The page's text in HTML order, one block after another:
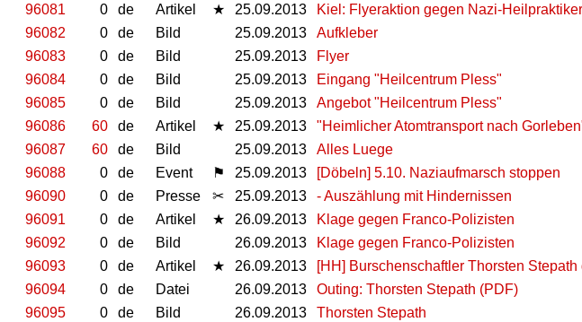
96081
0 de Artikel ★ 25.09.2013
Kiel: Flyeraktion gegen Nazi-
96082
0 de Bild 25.09.2013
Aufkleber
96083
0 de Bild 25.09.2013
Flyer
96084
0 de Bild 25.09.2013
Eingang "Heilcentrum Pless"
96085
0 de Bild 25.09.2013
Angebot "Heilcentrum Pless"
96086
60 de Artikel ★ 25.09.2013
"Heimlicher Atomtransport nach
96087
60 de Bild 25.09.2013
Alles Luege
96088
0 de Event ⚑ 25.09.2013
[Döbeln] 5.10. Naziaufmarsch stoppen
96090
0 de Presse ✂ 25.09.2013
- Auszählung mit Hindernissen
96091
0 de Artikel ★ 26.09.2013
Klage gegen Franco-Polizisten
96092
0 de Bild 26.09.2013
Klage gegen Franco-Polizisten
96093
0 de Artikel ★ 26.09.2013
[HH] Burschenschaftler Thorsten Stepath
96094
0 de Datei 26.09.2013
Outing: Thorsten Stepath (PDF)
96095
0 de Bild 26.09.2013
Thorsten Stepath